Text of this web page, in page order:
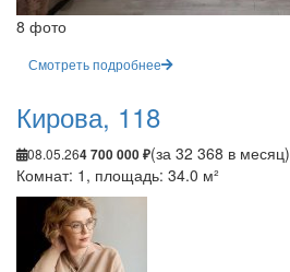
8 фото
Смотреть подробнее
Кирова, 118
08.05.264 700 000 ₽(за 32 368 в месяц)
Комнат: 1, площадь: 34.0 м²